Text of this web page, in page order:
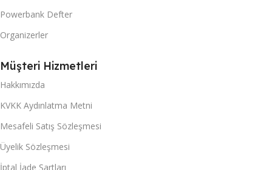
Powerbank Defter
Organizerler
Müşteri Hizmetleri
Hakkımızda
KVKK Aydınlatma Metni
Mesafeli Satış Sözleşmesi
Üyelik Sözleşmesi
İptal İade Şartları